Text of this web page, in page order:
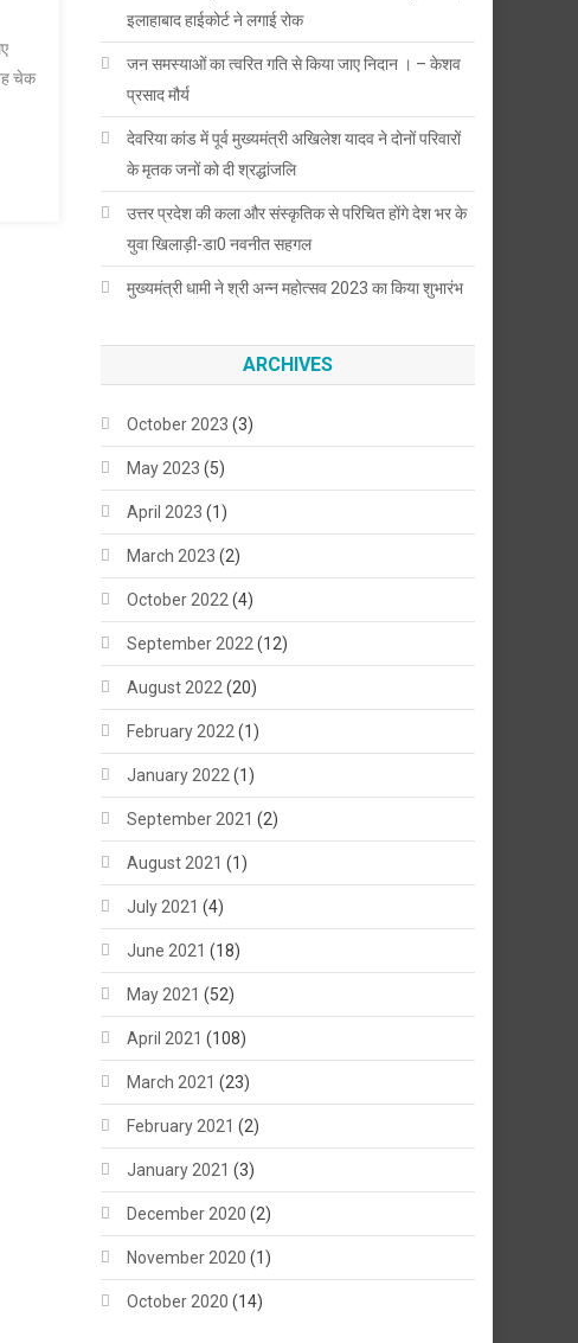
चेक
इलाहाबाद हाईकोर्ट ने लगाई रोक
जन समस्याओं का त्वरित गति से किया जाए निदान । – केशव
प्रसाद मौर्य
देवरिया कांड में पूर्व मुख्यमंत्री अखिलेश यादव ने दोनों परिवारों
के मृतक जनों को दी श्रद्धांजलि
उत्तर प्रदेश की कला और संस्कृतिक से परिचित होंगे देश भर के
युवा खिलाड़ी-डा0 नवनीत सहगल
मुख्यमंत्री धामी ने श्री अन्न महोत्सव 2023 का किया शुभारंभ
ARCHIVES
October 2023 (3)
May 2023 (5)
April 2023 (1)
March 2023 (2)
October 2022 (4)
September 2022 (12)
August 2022 (20)
February 2022 (1)
January 2022 (1)
September 2021 (2)
August 2021 (1)
July 2021 (4)
June 2021 (18)
May 2021 (52)
April 2021 (108)
March 2021 (23)
February 2021 (2)
January 2021 (3)
December 2020 (2)
November 2020 (1)
October 2020 (14)